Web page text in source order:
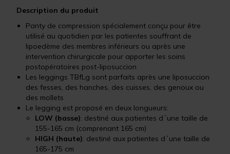
Description du produit
Panty de compression spécialement conçu pour être
utilisé au quotidien par les patientes souffrant de
lipoedème des membres inférieurs ou après une
intervention chirurgicale pour apporter les soins
postopératoires post-liposuccion
Les leggings TBfLg sont parfaits après une liposuccion
des fesses, des hanches, des cuisses, des genoux ou
des mollets
Le legging est proposé en deux longueurs:
LOW (basse): destiné aux patientes d´une taille de
155-165 cm (comprenant 165 cm)
HIGH (haute): destiné aux patientes d´une taille de
165-175 cm